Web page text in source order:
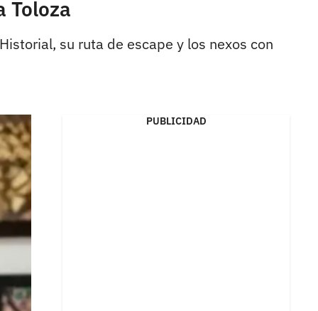
Toloza
su ruta de escape y los nexos con
PUBLICIDAD